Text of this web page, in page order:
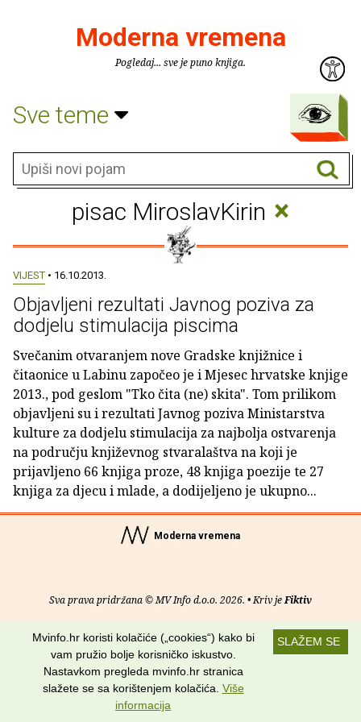
Moderna vremena
Pogledaj... sve je puno knjiga.
Sve teme
pisac MiroslavKirin ×
VIJEST • 16.10.2013.
Objavljeni rezultati Javnog poziva za
dodjelu stimulacija piscima
Svečanim otvaranjem nove Gradske knjižnice i
čitaonice u Labinu započeo je i Mjesec hrvatske knjige
2013., pod geslom "Tko čita (ne) skita". Tom prilikom
objavljeni su i rezultati Javnog poziva Ministarstva
kulture za dodjelu stimulacija za najbolja ostvarenja
na području književnog stvaralaštva na koji je
prijavljeno 66 knjiga proze, 48 knjiga poezije te 27
knjiga za djecu i mlade, a dodijeljeno je ukupno...
Moderna vremena
Sva prava pridržana © MV Info d.o.o. 2026. • Kriv jeFiktiv
O nama • Pomoć• Uvjeti korištenja• RSS kanali
Potraži nas na:
SLAŽEM SE
Mvinfo.hr koristi kolačiće („cookies“) kako bi
vam pružio bolje korisničko iskustvo.
Nastavkom pregleda mvinfo.hr stranica
slažete se sa korištenjem kolačića. Više
informacija